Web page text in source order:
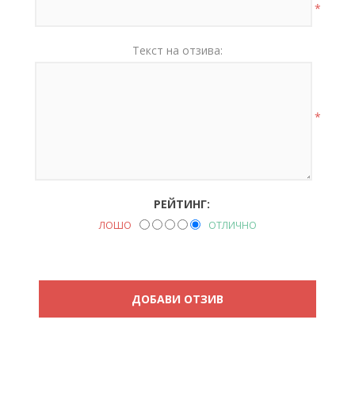
*
Текст на отзива:
*
РЕЙТИНГ:
ЛОШО ОТЛИЧНО